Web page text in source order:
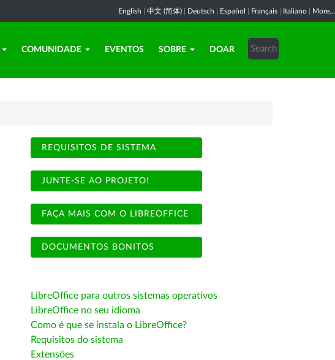
English 中文 (简体) Deutsch Español Français Italiano More...
COMUNIDADE EVENTOS SOBRE DOAR
REQUISITOS DE SISTEMA
JUNTE-SE AO PROJETO!
FAÇA MAIS COM O LIBREOFFICE
DOCUMENTOS BONITOS
LibreOffice para outros sistemas operativos
LibreOffice no seu idioma
Como é que se instala o LibreOffice?
Requisitos do sistema
Extensões